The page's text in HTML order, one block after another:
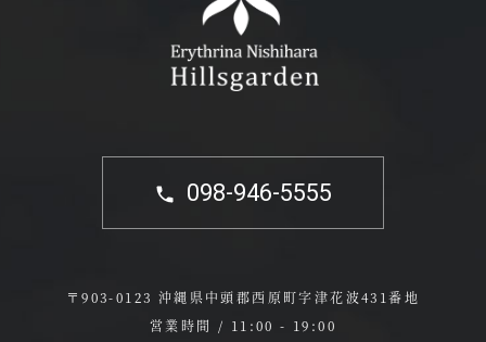
098-946-5555
〒903-0123 沖縄県中頭郡西原町字津花波431番地
営業時間 / 11:00 - 19:00